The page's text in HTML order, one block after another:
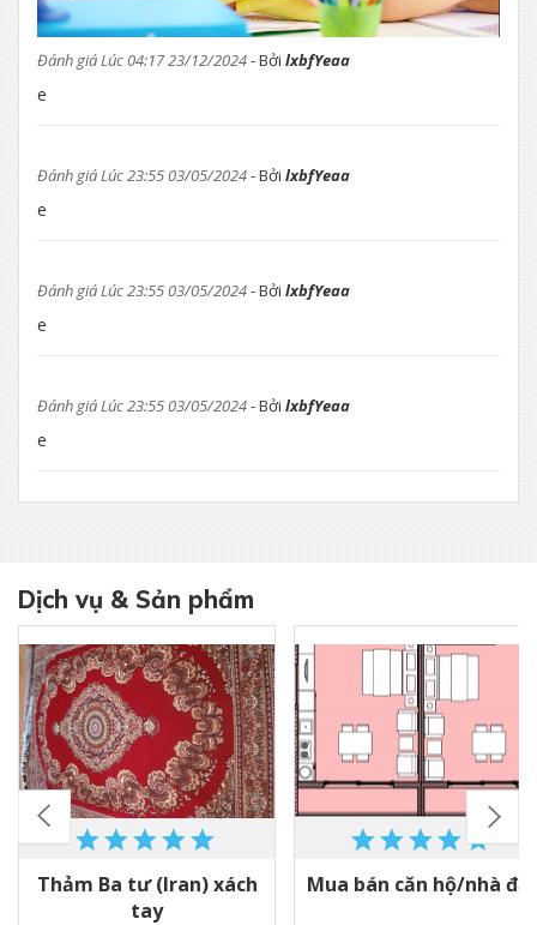
Đánh giá Lúc 04:17 23/12/2024- Bởi lxbfYeaa
e
Đánh giá Lúc 23:55 03/05/2024- Bởi lxbfYeaa
e
Đánh giá Lúc 23:55 03/05/2024- Bởi lxbfYeaa
e
Đánh giá Lúc 23:55 03/05/2024- Bởi lxbfYeaa
e
Dịch vụ & Sản phẩm
Thảm Ba tư (Iran) xách
tay
Mua bán căn hộ/nhà